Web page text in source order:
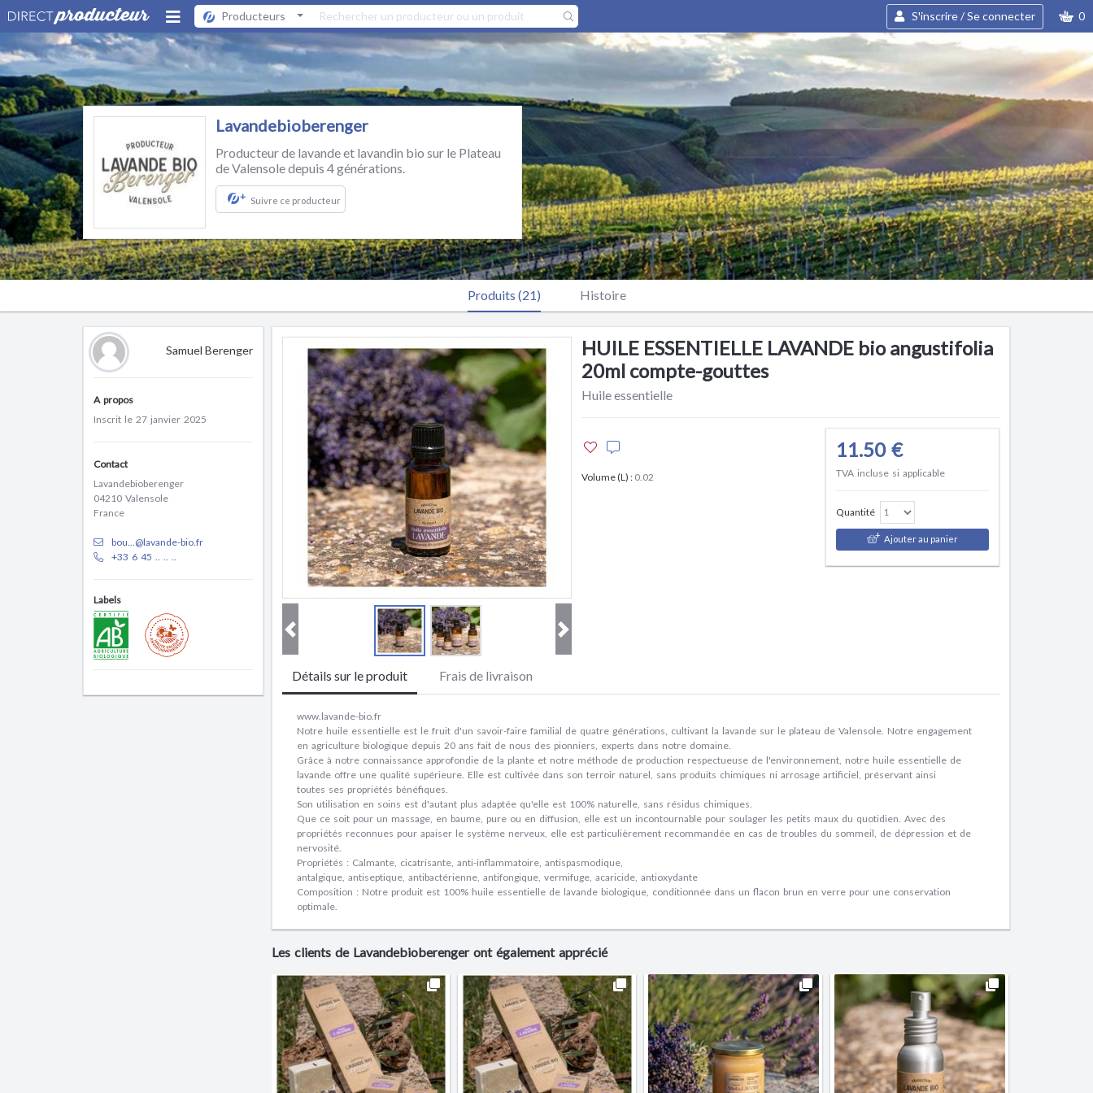
Producteurs S'inscrire / Se connecter 0
Lavandebioberenger
Producteur de lavande et lavandin bio sur le Plateau
de Valensole depuis 4 générations.
+ Suivre ce producteur
Produits (21) Histoire
Samuel Berenger
A propos
Inscrit le 27 janvier 2025
Contact
Lavandebioberenger
04210 Valensole
France
bou...@lavande-bio.fr
+33 6 45 .. .. ..
Labels
HUILE ESSENTIELLE LAVANDE bio angustifolia
20ml compte-gouttes
Huile essentielle
Volume (L) : 0.02
11.50 €
TVA incluse si applicable
Quantité
Ajouter au panier
Détails sur le produit Frais de livraison
www.lavande-bio.fr
Notre huile essentielle est le fruit d'un savoir-faire familial de quatre générations, cultivant la lavande sur le plateau de Valensole. Notre engagement
en agriculture biologique depuis 20 ans fait de nous des pionniers, experts dans notre domaine.
Grâce à notre connaissance approfondie de la plante et notre méthode de production respectueuse de l'environnement, notre huile essentielle de
lavande offre une qualité supérieure. Elle est cultivée dans son terroir naturel, sans produits chimiques ni arrosage artificiel, préservant ainsi
toutes ses propriétés bénéfiques.
Son utilisation en soins est d'autant plus adaptée qu'elle est 100% naturelle, sans résidus chimiques.
Que ce soit pour un massage, en baume, pure ou en diffusion, elle est un incontournable pour soulager les petits maux du quotidien. Avec des
propriétés reconnues pour apaiser le système nerveux, elle est particulièrement recommandée en cas de troubles du sommeil, de dépression et de
nervosité.
Propriétés : Calmante, cicatrisante, anti-inflammatoire, antispasmodique,
antalgique, antiseptique, antibactérienne, antifongique, vermifuge, acaricide, antioxydante
Composition : Notre produit est 100% huile essentielle de lavande biologique, conditionnée dans un flacon brun en verre pour une conservation
optimale.
Les clients de Lavandebioberenger ont également apprécié